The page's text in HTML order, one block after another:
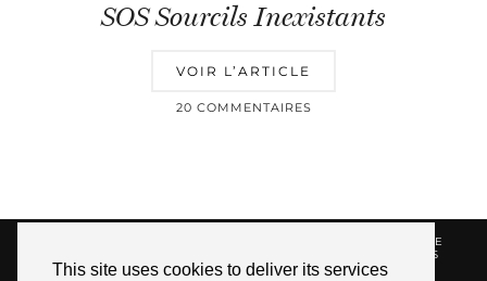
This site uses cookies to deliver its services
SOS Sourcils Inexistants
VOIR L’ARTICLE
20 COMMENTAIRES
POLITIQUE DE
LIENS
AFFILIES